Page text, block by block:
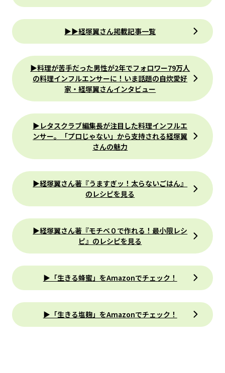
▶︎▶︎経塚翼さん掲載記事一覧
▶︎料理が苦手だった男性が2年でフォロワー79万人
の料理インフルエンサーに！いま話題の自炊愛好
家・経塚翼さんインタビュー
▶︎レタスクラブ編集長が注目した料理インフルエ
ンサー。「プロじゃない」から支持される経塚翼
さんの魅力
▶︎経塚翼さん著『うますぎッ！太らないごはん』
のレシピを見る
▶︎経塚翼さん著『モチベ０で作れる！最小限レシ
ピ』のレシピを見る
▶︎「生きる蜂蜜」をAmazonでチェック！
▶︎「生きる塩麹」をAmazonでチェック！